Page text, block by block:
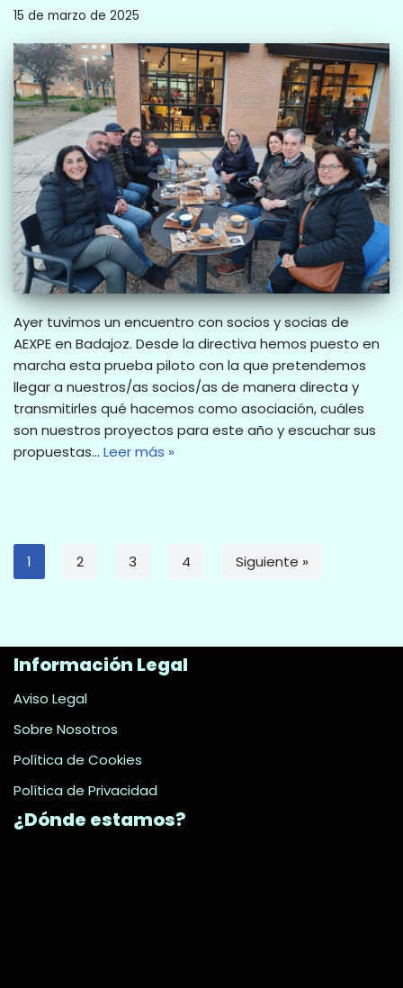
15 de marzo de 2025
Ayer tuvimos un encuentro con socios y socias de
AEXPE en Badajoz. Desde la directiva hemos puesto en
marcha esta prueba piloto con la que pretendemos
llegar a nuestros/as socios/as de manera directa y
transmitirles qué hacemos como asociación, cuáles
son nuestros proyectos para este año y escuchar sus
propuestas… Leer más »
1 2 3 4 Siguiente »
Información Legal
Aviso Legal
Sobre Nosotros
Política de Cookies
Política de Privacidad
¿Dónde estamos?